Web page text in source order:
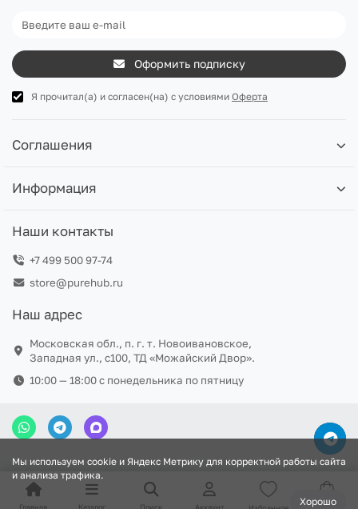
Мы используем cookie и Яндекс Метрику для корректной работы сайта
и анализа трафика.
Хорошо
Оформить подписку
Я прочитал(а) и согласен(на) с условиями Оферта
Соглашения
Информация
Наши контакты
+7 499 500 97-74
store@purehub.ru
Наш адрес
Московская обл., п. г. т. Новоивановское,
Западная ул., с100, ТД «Можайский Двор».
10:00 — 18:00 c понедельника по пятницу
Главная Каталог Поиск Аккаунт